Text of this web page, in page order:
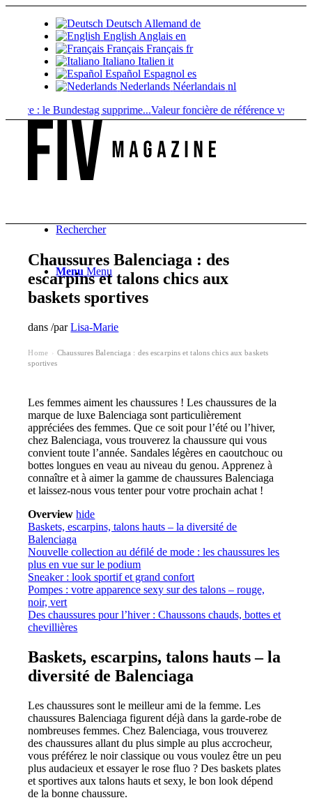
Deutsch Allemand de
English Anglais en
Français Français fr
Italiano Italien it
Español Espagnol es
Nederlands Néerlandais nl
: le Bundestag supprime...Valeur foncière de référence vs. valeur
Rechercher
Menu Menu
Chaussures Balenciaga : des
escarpins et talons chics aux
baskets sportives
dans/parLisa-Marie
Home
Chaussures Balenciaga : des escarpins et talons chics aux baskets
sportives
Les femmes aiment les chaussures ! Les chaussures de la
marque de luxe Balenciaga sont particulièrement
appréciées des femmes. Que ce soit pour l’été ou l’hiver,
chez Balenciaga, vous trouverez la chaussure qui vous
convient toute l’année. Sandales légères en caoutchouc ou
bottes longues en veau au niveau du genou. Apprenez à
connaître et à aimer la gamme de chaussures Balenciaga
et laissez-nous vous tenter pour votre prochain achat !
Overview hide
Baskets, escarpins, talons hauts – la diversité de
Balenciaga
Nouvelle collection au défilé de mode : les chaussures les
plus en vue sur le podium
Sneaker : look sportif et grand confort
Pompes : votre apparence sexy sur des talons – rouge,
noir, vert
Des chaussures pour l’hiver : Chaussons chauds, bottes et
chevillières
Baskets, escarpins, talons hauts – la
diversité de Balenciaga
Les chaussures sont le meilleur ami de la femme. Les
chaussures Balenciaga figurent déjà dans la garde-robe de
nombreuses femmes. Chez Balenciaga, vous trouverez
des chaussures allant du plus simple au plus accrocheur,
vous préférez le noir classique ou vous voulez être un peu
plus audacieux et essayer le rose fluo ? Des baskets plates
et sportives aux talons hauts et sexy, le bon look dépend
de la bonne chaussure.